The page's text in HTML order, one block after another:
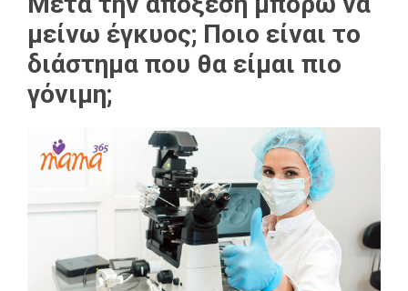
μείνω έγκυος; Ποιο είναι το
διάστημα που θα είμαι πιο
γόνιμη;